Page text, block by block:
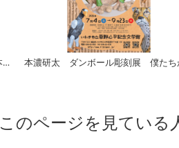
サマーナイト朗読会「大人のための絵本コンサート」
このページを見ている